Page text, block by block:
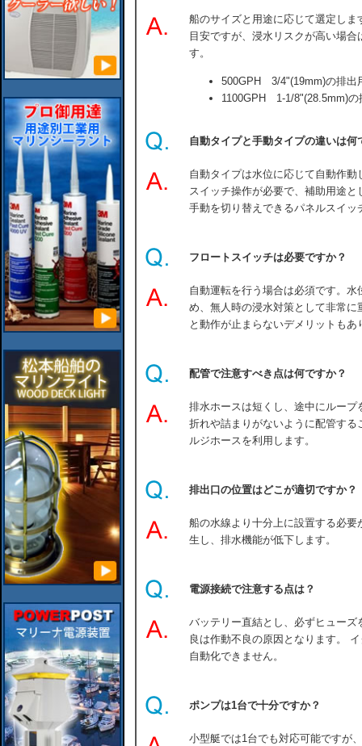
船のサイズと用途に応じて選定し
目安ですが、浸水リスクが高い場
す。
500GPH 3/4"(19mm)の排出
1100GPH 1-1/8"(28.5mm)の
自動タイプと手動タイプの違いは何
自動タイプは水位に応じて自動作
スイッチ操作が必要で、補助用途
手動を切り替えできるパネルスイッ
フロートスイッチは必要ですか？
自動運転を行う場合は必須です。
め、無人時の浸水対策として非常
と動作が止まらないデメリットもあ
配管で注意すべき点は何ですか？
排水ホースは短くし、途中にルー
折れや詰まりがないように配管す
ルジホースを利用します。
排出口の位置はどこが適切ですか？
船の水線より十分上に設置する必
生し、排水機能が低下します。
電源接続で注意する点は？
バッテリー直結とし、必ずヒュー
良は作動不良の原因となります。
自動化できません。
ポンプは1台で十分ですか？
小型艇では1台でも対応可能ですが